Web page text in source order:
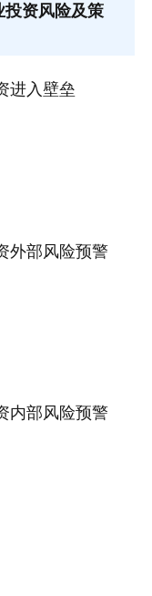
投资风险及策
进入壁垒
外部风险预警
内部风险预警